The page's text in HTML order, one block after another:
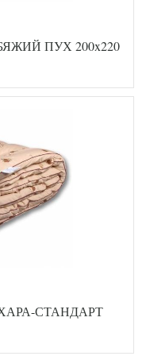
ПУХ 200x220
СТАНДАРТ